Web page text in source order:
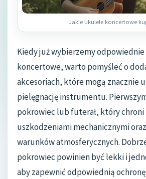
Jakie ukulele koncertowe
Kiedy już wybierzemy
koncertowe, warto pomyśleć o
akcesoriach, które mogą znacznie
pielęgnację instrumentu.
pokrowiec lub futerał, który
uszkodzeniami mechanicznymi
warunków atmosferycznych.
pokrowiec powinien być lekki i
aby zapewnić odpowiednią